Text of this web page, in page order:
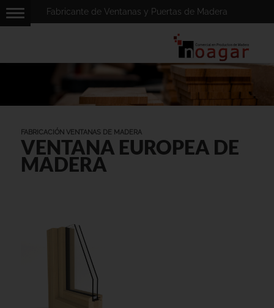
Fabricante de Ventanas y Puertas de Madera
FABRICACIÓN VENTANAS DE MADERA
VENTANA EUROPEA DE
MADERA